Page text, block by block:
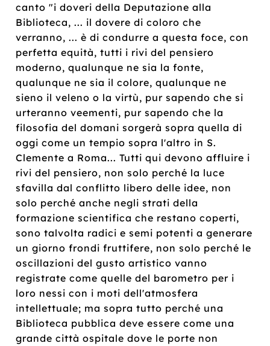
canto "i doveri della Deputazione alla
Biblioteca, ... il dovere di coloro che
verranno, ... è di condurre a questa foce, con
perfetta equità, tutti i rivi del pensiero
moderno, qualunque ne sia la fonte,
qualunque ne sia il colore, qualunque ne
sieno il veleno o la virtù, pur sapendo che si
urteranno veementi, pur sapendo che la
filosofia del domani sorgerà sopra quella di
oggi come un tempio sopra l'altro in S.
Clemente a Roma... Tutti qui devono affluire i
rivi del pensiero, non solo perché la luce
sfavilla dal conflitto libero delle idee, non
solo perché anche negli strati della
formazione scientifica che restano coperti,
sono talvolta radici e semi potenti a generare
un giorno frondi fruttifere, non solo perché le
oscillazioni del gusto artistico vanno
registrate come quelle del barometro per i
loro nessi con i moti dell'atmosfera
intellettuale; ma sopra tutto perché una
Biblioteca pubblica deve essere come una
grande città ospitale dove le porte non